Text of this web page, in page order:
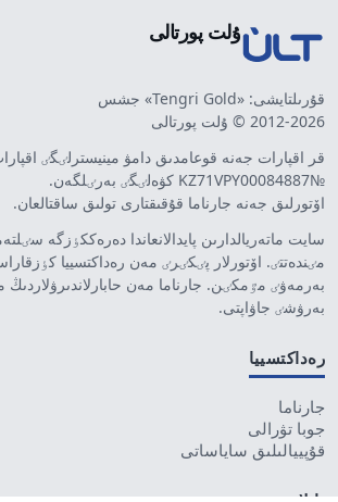
ۇلت پورتالى
قۇرىلتايشى: «Tengri Gold» جشس
2012-2026 © ۇلت پورتالى
قر اقپارات جەنە قوعامدىق دامۋ مينيسترلٸگٸ
№KZ71VPY00084887 كۋەلٸگٸ بەرٸلگەن.
اۆتورلىق جەنە جارناما قۇقىقتارى تولىق ساقتالعان.
سايت ماتەريالدارىن پايدالانعاندا دەرەككٶزگە
مٸندەتتٸ. اۆتورلار پٸكٸرٸ مەن رەداكتسييا
بەرمەۋٸ مٷمكٸن. جارناما مەن حابارلاندىرۋلاردىڭ
بەرۋشٸ جاۋاپتى.
رەداكتسييا
جارناما
جوبا تۋرالى
قۇپييالىلىق ساياساتى